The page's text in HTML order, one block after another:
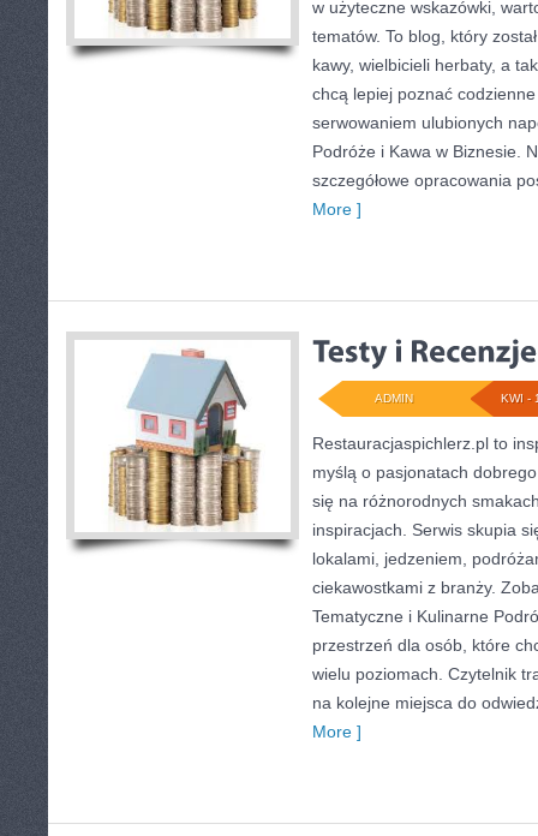
w użyteczne wskazówki,
tematów. To blog, który
kawy, wielbicieli herbaty, a
chcą lepiej poznać
serwowaniem ulubionych
Podróże i Kawa w Biznesie.
szczegółowe opracowania
More ]
KWI -
ADMIN
Restauracjaspichlerz.pl to
myślą o pasjonatach
się na różnorodnych
inspiracjach. Serwis skupia
lokalami, jedzeniem,
ciekawostkami z branży.
Tematyczne i Kulinarne
przestrzeń dla osób, które
wielu poziomach. Czytelnik
na kolejne miejsca do
More ]